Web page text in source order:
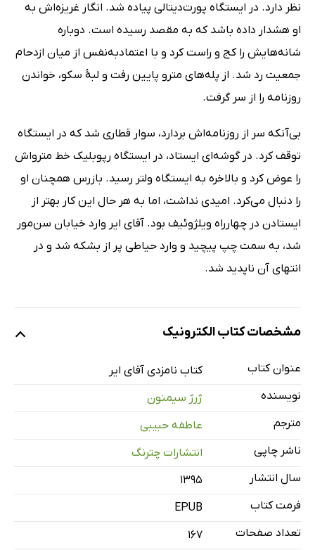
نظر دارد. در ایستگاه پورت‌دیتالی ‌پیاده شد. انگار غریزه‌اش به
او هشدار داده باشد که به مقصد رسیده است. دوباره
شانه‌هایش را کج و راست کرد و با اعتمادبه‌نفس از میان ازدحام
جمعیت رد شد. ‌از پله‌های مترو پایین رفت و لبۀ سکو، خواندن
روزنامه را از سر گرفت.
بی‌آنکه سر از روزنامه‌اش بردارد، سوار قطاری شد که در ایستگاه
توقف کرد. در گوشه‌ای ایستاد، در ایستگاه رپوبلیک خط مترواش
را عوض کرد و بالاخره به ایستگاه ولتر رسید. بازرس همچنان او
را دنبال می‌کرد. امیدی نداشت، اما به هر حال این کار بهتر از
ایستادن در چهارراه ویلژوئیف بود. آقای ایر وارد خیابان سن‌مور
شد، ‌به ‌سمت چپ پیچید و وارد حیاطی پر از بشکه شد و در
انتهای آن ناپدید شد.
مشخصات کتاب الکترونیک
عنوان کتاب
کتاب نامزدی آقای ایر
نویسنده
ژرژ سیمنون
مترجم
عاطفه حبیبی
ناشر چاپی
انتشارات چترنگ
سال انتشار
۱۳۹۵
فرمت کتاب
EPUB
تعداد صفحات
167